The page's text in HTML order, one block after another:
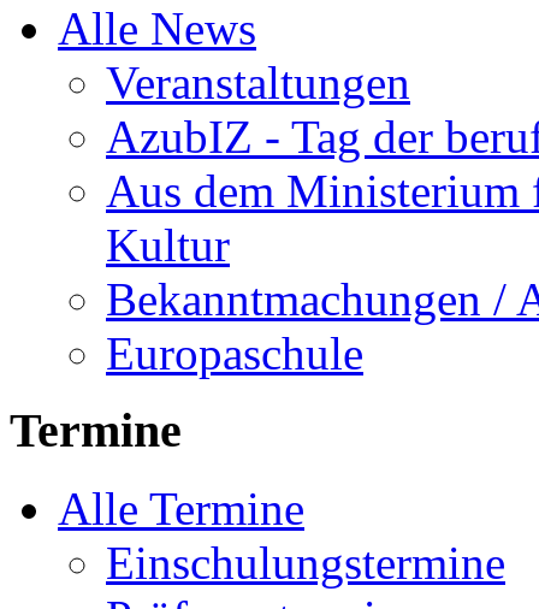
Alle News
Veranstaltungen
AzubIZ - Tag der
Aus dem Ministerium
Kultur
Bekanntmachungen /
Europaschule
Termine
Alle Termine
Einschulungstermine